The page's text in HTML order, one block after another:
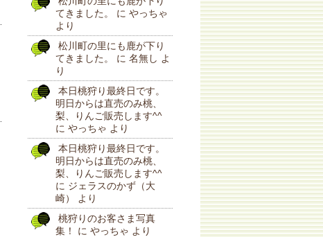
てきました。
に やっちゃ
より
松川町の里にも鹿が下り
てきました。
に 名無し よ
り
本日桃狩り最終日です。
明日からは直売のみ桃、
梨、りんご販売します^^
に やっちゃ より
本日桃狩り最終日です。
明日からは直売のみ桃、
梨、りんご販売します^^
に ジェラスのかず（大
崎）
より
桃狩りのお客さま写真
集！
に やっちゃ より